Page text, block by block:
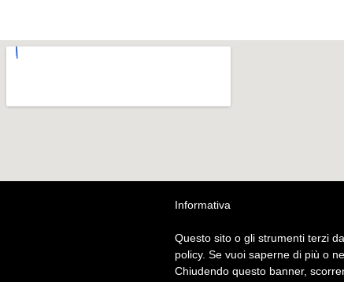
Informativa
Questo sito o gli strumenti terzi
policy. Se vuoi saperne di più o
Chiudendo questo banner,